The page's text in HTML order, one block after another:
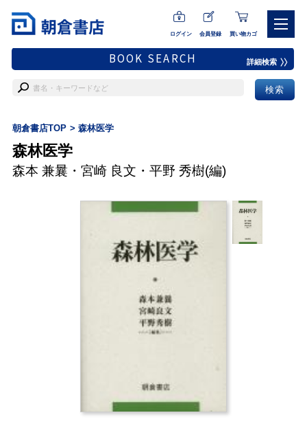
ログイン 会員登録 買い物カゴ
BOOK SEARCH 詳細検索
朝倉書店TOP 森林医学
森林医学
森本 兼曩・ 宮崎 良文 ・ 平野 秀樹(編)